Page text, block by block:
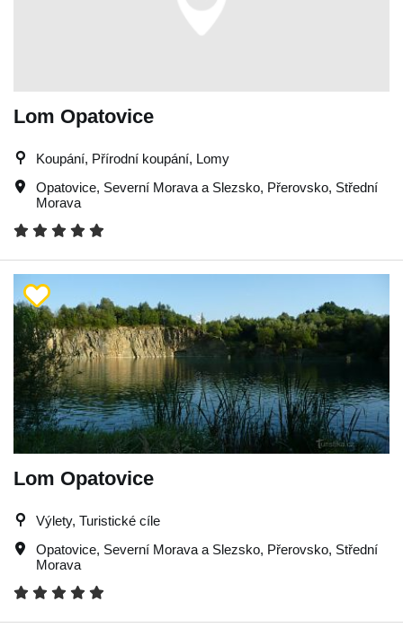
Lom Opatovice
Koupání, Přírodní koupání, Lomy
Opatovice, Severní Morava a Slezsko, Přerovsko, Střední
Morava
Lom Opatovice
Výlety, Turistické cíle
Opatovice, Severní Morava a Slezsko, Přerovsko, Střední
Morava